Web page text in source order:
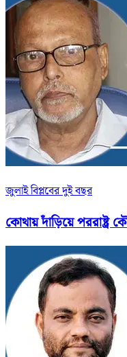
জুলাই বিপ্লবের দুই বছর
কোথায় দাঁড়িয়ে পররাষ্ট্র